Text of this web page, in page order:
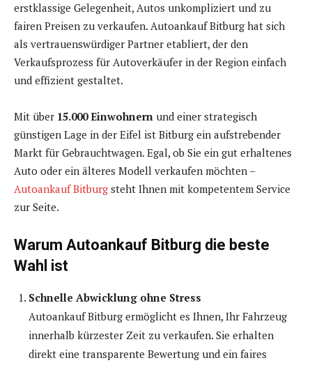
erstklassige Gelegenheit, Autos unkompliziert und zu
fairen Preisen zu verkaufen. Autoankauf Bitburg hat sich
als vertrauenswürdiger Partner etabliert, der den
Verkaufsprozess für Autoverkäufer in der Region einfach
und effizient gestaltet.
Mit über 15.000 Einwohnern und einer strategisch
günstigen Lage in der Eifel ist Bitburg ein aufstrebender
Markt für Gebrauchtwagen. Egal, ob Sie ein gut erhaltenes
Auto oder ein älteres Modell verkaufen möchten –
Autoankauf Bitburg steht Ihnen mit kompetentem Service
zur Seite.
Warum Autoankauf Bitburg die beste
Wahl ist
Schnelle Abwicklung ohne Stress
Autoankauf Bitburg ermöglicht es Ihnen, Ihr Fahrzeug
innerhalb kürzester Zeit zu verkaufen. Sie erhalten
direkt eine transparente Bewertung und ein faires